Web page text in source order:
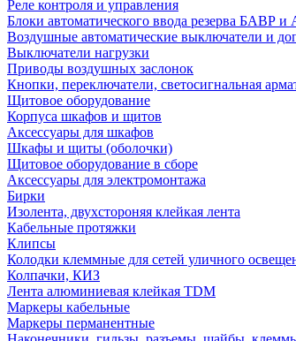
Реле контроля и управления
Блоки автоматического ввода резерва БАВР
Воздушные автоматические выключатели и
Выключатели нагрузки
Приводы воздушных заслонок
Кнопки, переключатели, светосигнальная
Щитовое оборудование
Корпуса шкафов и щитов
Аксессуары для шкафов
Шкафы и щиты (оболочки)
Щитовое оборудование в сборе
Аксессуары для электромонтажа
Бирки
Изолента, двухстороняя клейкая лента
Кабельные протяжки
Клипсы
Колодки клеммные для сетей уличного
Колпачки, КИЗ
Лента алюминиевая клейкая TDM
Маркеры кабельные
Маркеры перманентные